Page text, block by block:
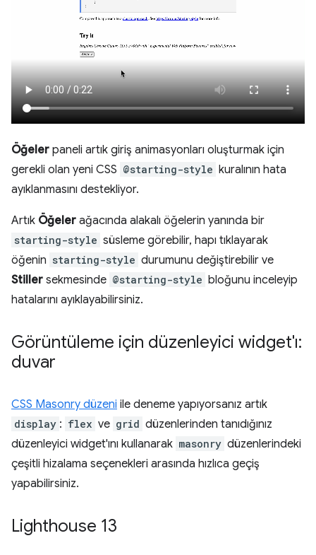
Öğeler paneli artık giriş animasyonları oluşturmak için
gerekli olan yeni CSS @starting-style kuralının hata
ayıklanmasını destekliyor.
Artık Öğeler ağacında alakalı öğelerin yanında bir
starting-style süsleme görebilir, hapı tıklayarak
öğenin starting-style durumunu değiştirebilir ve
Stiller sekmesinde @starting-style bloğunu inceleyip
hatalarını ayıklayabilirsiniz.
Görüntüleme için düzenleyici widget'ı:
duvar
CSS Masonry düzeni ile deneme yapıyorsanız artık
display : flex ve grid düzenlerinden tanıdığınız
düzenleyici widget'ını kullanarak masonry düzenlerindeki
çeşitli hizalama seçenekleri arasında hızlıca geçiş
yapabilirsiniz.
Lighthouse 13